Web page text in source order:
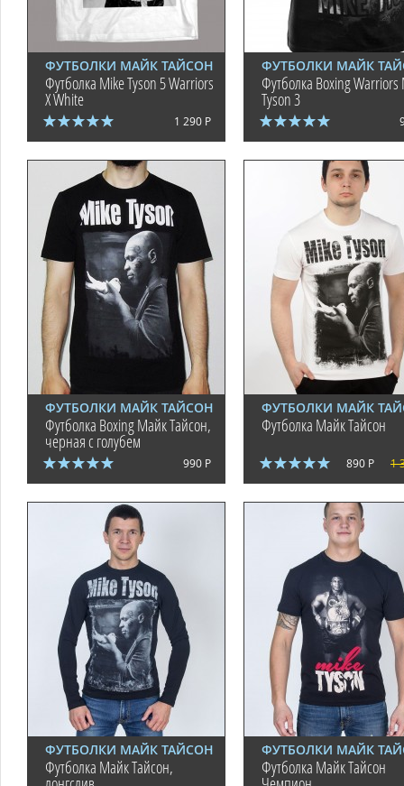
ФУТБОЛКИ МАЙК ТАЙСОН
Футболка Mike Tyson 5 Warriors
X White
1 290 Р
ФУТБОЛКИ МАЙК
Футболка Boxing Warriors
Tyson 3
ФУТБОЛКИ МАЙК ТАЙСОН
Футболка Boxing Майк Тайсон,
черная с голубем
990 Р
ФУТБОЛКИ МАЙК
Футболка Майк Тайсон
890 Р 1
ФУТБОЛКИ МАЙК ТАЙСОН
Футболка Майк Тайсон,
ФУТБОЛКИ МАЙК
Футболка Майк Тайсон